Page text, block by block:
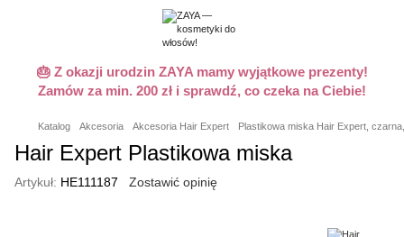
🎂 Z okazji urodzin ZAYA mamy wyjątkowe prezenty!
Zamów za min. 200 zł i sprawdź, co czeka na Ciebie!
Katalog Akcesoria Akcesoria Hair Expert Plastikowa miska Hair Expert,
Hair Expert Plastikowa miska
Artykuł: HE111187 Zostawić opinię